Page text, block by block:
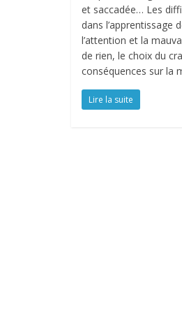
et saccadée… Les
dans l’apprentissage
l’attention et la
de rien, le choix du
conséquences sur la
Lire la suite